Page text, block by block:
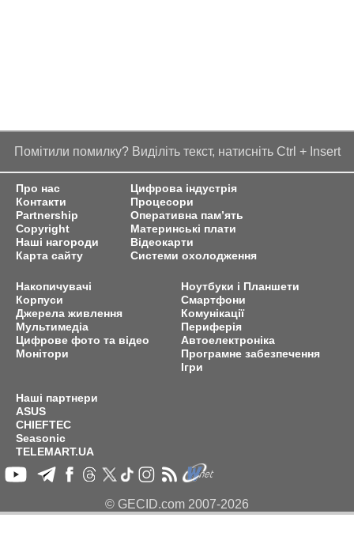
Помітили помилку? Виділіть текст, натисніть Ctrl + Insert
Про нас
Контакти
Partnership
Copyright
Наші нагороди
Карта сайту
Цифрова індустрія
Процесори
Оперативна пам’ять
Материнські плати
Відеокарти
Системи охолодження
Накопичувачі
Корпуси
Джерела живлення
Мультимедіа
Цифрове фото та відео
Монітори
Ноутбуки і Планшети
Смартфони
Комунікації
Периферія
Автоелектроніка
Програмне забезпечення
Ігри
Наші партнери
ASUS
CHIEFTEC
Seasonic
TELEMART.UA
© GECID.com 2007-2026